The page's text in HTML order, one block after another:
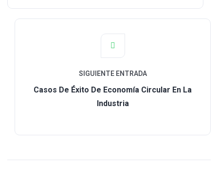
SIGUIENTE ENTRADA
Casos De Éxito De Economía Circular En La
Industria